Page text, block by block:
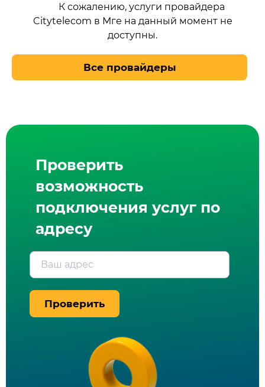
К сожалению, услуги провайдера
Citytelecom в Мге на данный момент не
доступны.
Все провайдеры
Проверить
возможность
подключения услуг по
адресу
Ваш адрес
Проверить